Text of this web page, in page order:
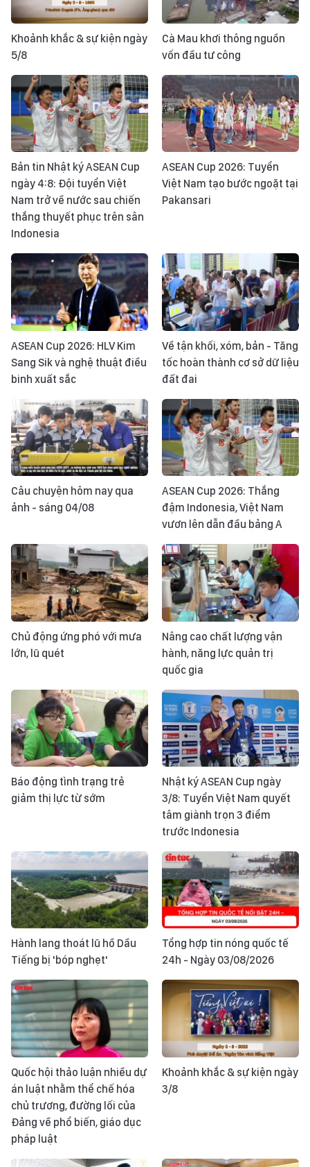
Khoảnh khắc & sự kiện ngày
5/8
Cà Mau khơi thông nguồn
vốn đầu tư công
Bản tin Nhật ký ASEAN Cup
ngày 4:8: Đội tuyển Việt
Nam trở về nước sau chiến
thắng thuyết phục trên sân
Indonesia
ASEAN Cup 2026: Tuyển
Việt Nam tạo bước ngoặt tại
Pakansari
ASEAN Cup 2026: HLV Kim
Sang Sik và nghệ thuật điều
binh xuất sắc
Về tận khối, xóm, bản - Tăng
tốc hoàn thành cơ sở dữ liệu
đất đai
Câu chuyện hôm nay qua
ảnh - sáng 04/08
ASEAN Cup 2026: Thắng
đậm Indonesia, Việt Nam
vươn lên dẫn đầu bảng A
Chủ động ứng phó với mưa
lớn, lũ quét
Nâng cao chất lượng vận
hành, năng lực quản trị
quốc gia
Báo động tình trạng trẻ
giảm thị lực từ sớm
Nhật ký ASEAN Cup ngày
3/8: Tuyển Việt Nam quyết
tâm giành trọn 3 điểm
trước Indonesia
Hành lang thoát lũ hồ Dầu
Tiếng bị 'bóp nghẹt'
Tổng hợp tin nóng quốc tế
24h - Ngày 03/08/2026
Quốc hội thảo luận nhiều dự
án luật nhằm thể chế hóa
chủ trương, đường lối của
Đảng về phổ biến, giáo dục
pháp luật
Khoảnh khắc & sự kiện ngày
3/8